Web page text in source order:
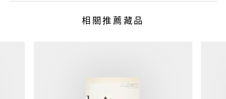
相關推薦藏品